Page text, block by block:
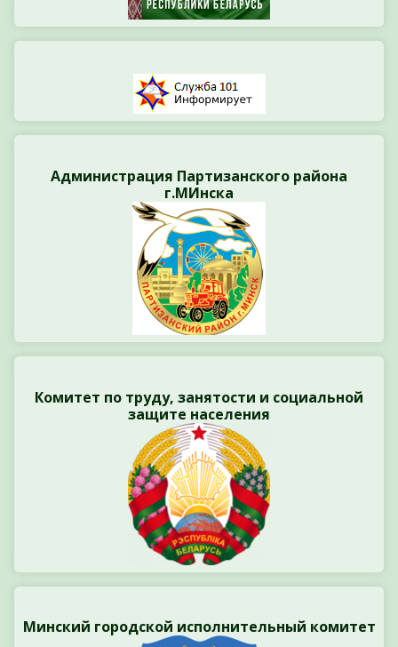
Администрация Партизанского района
г.МИнска
Комитет по труду, занятости и социальной
защите населения
Минский городской исполнительный комитет